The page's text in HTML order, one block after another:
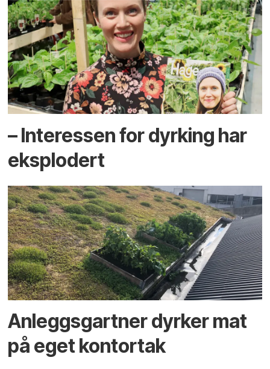
– Interessen for dyrking har
eksplodert
Anleggsgartner dyrker mat
på eget kontortak